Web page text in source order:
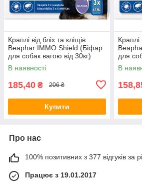
Краплі від бліх та кліщів
Beaphar IMMO Shield (Біфар
для собак вагою від 30кг)
1піпетка
В наявності
185,40 ₴ 206 ₴
Купити
Краплі
для
1піпетка
В
Про нас
100% позитивних з 377 відгуків за
Працює з 19.01.2017